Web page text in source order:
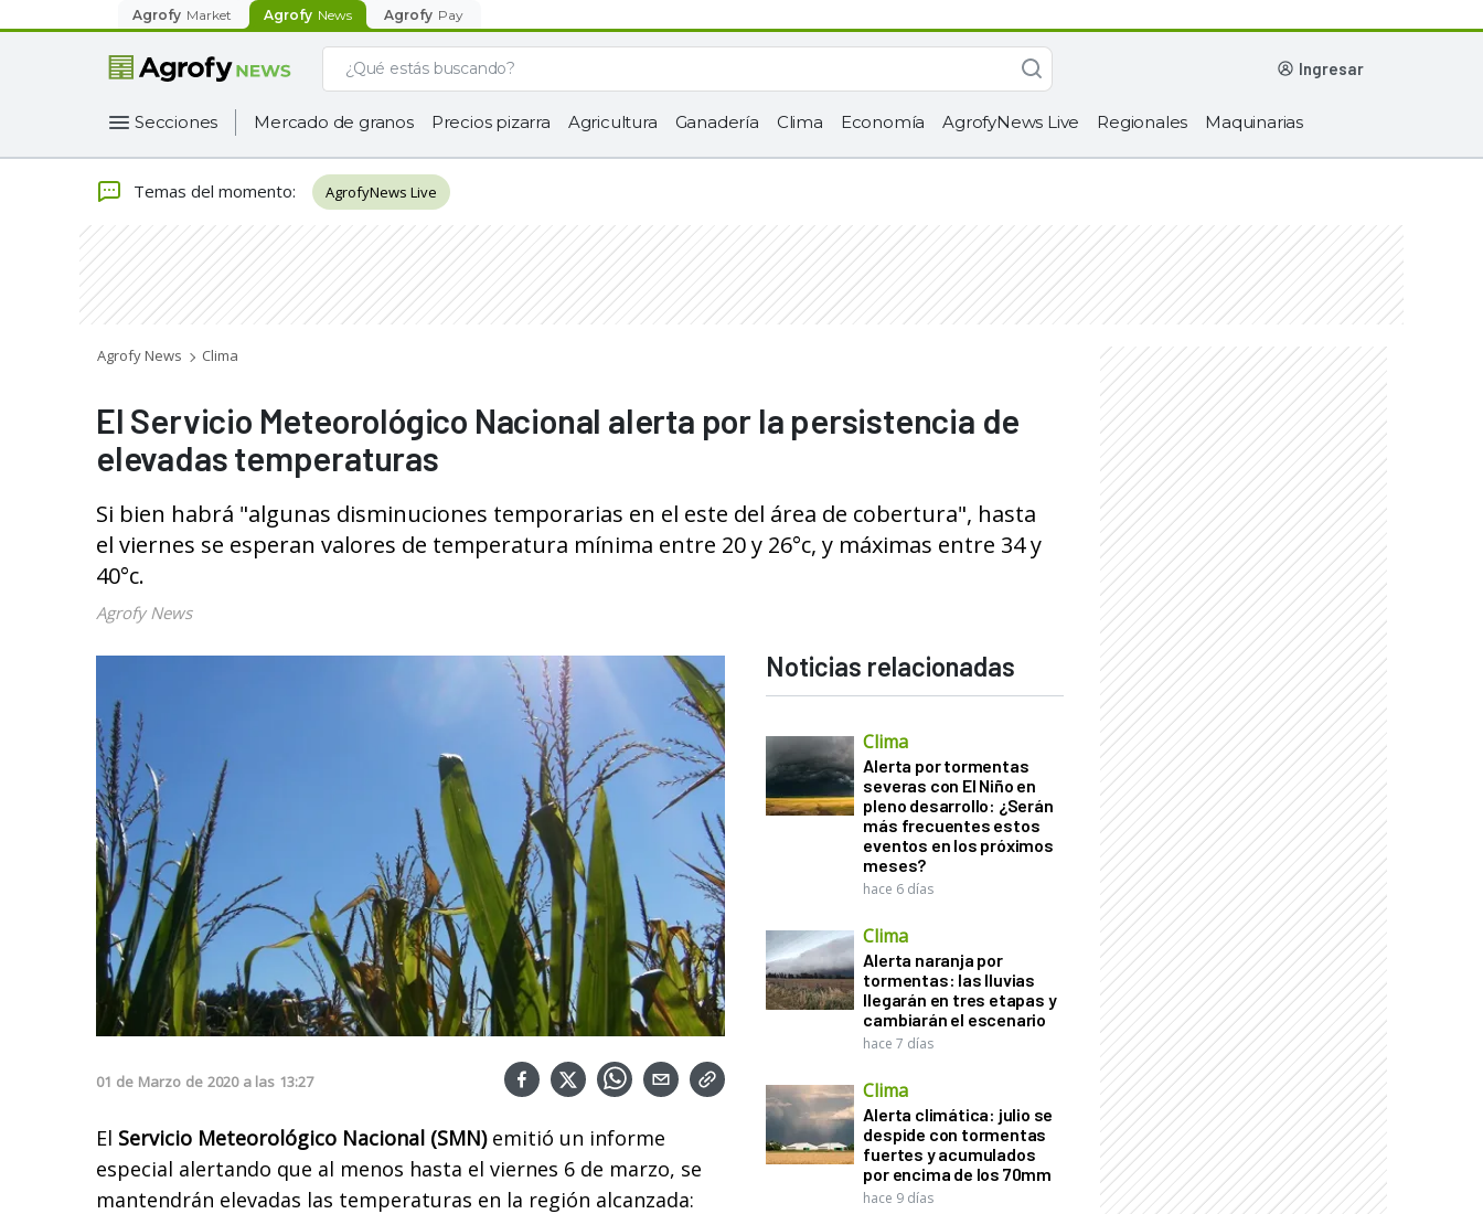
Agrofy Market Agrofy News Agrofy Pay
ingresar
Secciones Mercado de granos Precios pizarra Agricultura Ganadería Clima Economía AgrofyNews Live Regionales Maquinarias
Temas del momento: AgrofyNews Live
Agrofy News Clima
El Servicio Meteorológico Nacional alerta por la persistencia de
elevadas temperaturas
Si bien habrá "algunas disminuciones temporarias en el este del área de cobertura", hasta
el viernes se esperan valores de temperatura mínima entre 20 y 26°c, y máximas entre 34 y
40°c.
Agrofy News
01 de Marzo de 2020 a las 13:27
El Servicio Meteorológico Nacional (SMN)emitió un informe
especial alertando que al menos hasta el viernes 6 de marzo, se
mantendrán elevadas las temperaturas en la región alcanzada:
Noticias relacionadas
Clima
Alerta por tormentas
severas con El Niño en
pleno desarrollo: ¿Serán
más frecuentes estos
eventos en los próximos
meses?
hace 6 días
Clima
Alerta naranja por
tormentas: las lluvias
llegarán en tres etapas y
cambiarán el escenario
hace 7 días
Clima
Alerta climática: julio se
despide con tormentas
fuertes y acumulados
por encima de los 70mm
hace 9 días